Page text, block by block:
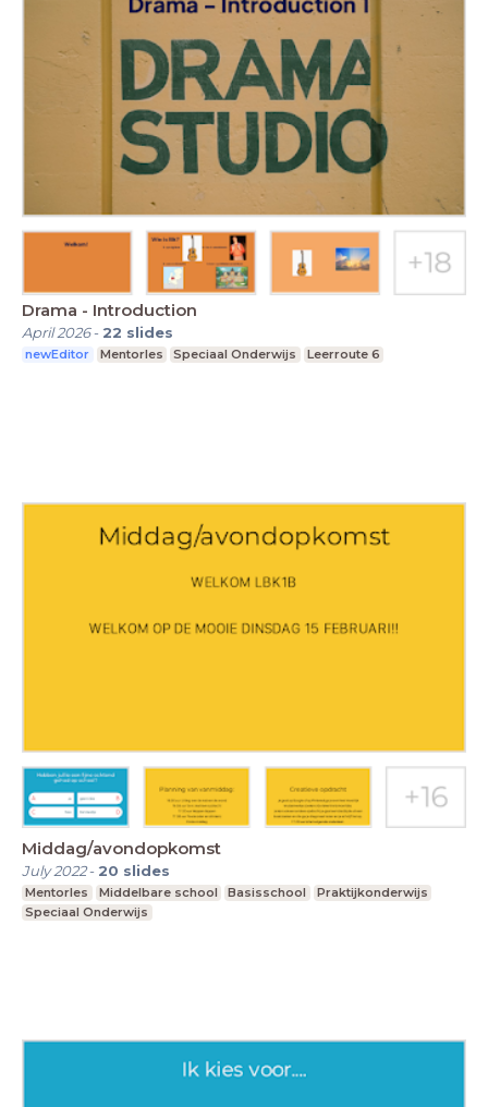
Drama - Introduction
April 2026- 22 slides
newEditor Mentorles Speciaal Onderwijs Leerroute 6
Middag/avondopkomst
July 2022- 20 slides
Mentorles Middelbare school Basisschool
Praktijkonderwijs
Speciaal Onderwijs